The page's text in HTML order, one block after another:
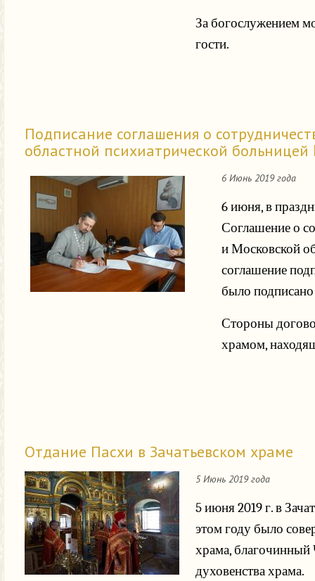
За богослужением
гости.
Подписание соглашения о
областной психиатрической
6 Июнь 2019 года
6 июня, в
Соглашение о
и Московской
соглашение
было
Стороны
храмом,
Отдание Пасхи в Зачатьевском храме
5 Июнь 2019 года
5 июня 2019 г. в
этом году было
храма, благочинный
духовенства храма.